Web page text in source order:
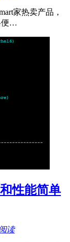
家热卖产品，
便…
性能简单
读